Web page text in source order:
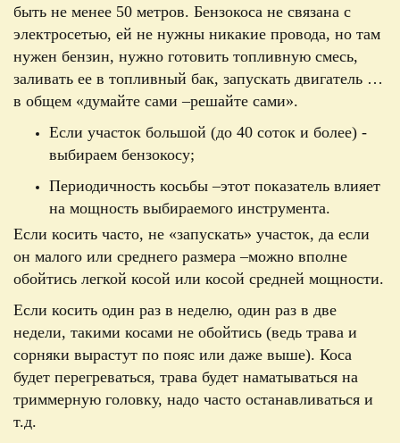
быть не менее 50 метров. Бензокоса не связана с
электросетью, ей не нужны никакие провода, но там
нужен бензин, нужно готовить топливную смесь,
заливать ее в топливный бак, запускать двигатель …
в общем «думайте сами –решайте сами».
Если участок большой (до 40 соток и более) -
выбираем бензокосу;
Периодичность косьбы –этот показатель влияет
на мощность выбираемого инструмента.
Если косить часто, не «запускать» участок, да если
он малого или среднего размера –можно вполне
обойтись легкой косой или косой средней мощности.
Если косить один раз в неделю, один раз в две
недели, такими косами не обойтись (ведь трава и
сорняки вырастут по пояс или даже выше). Коса
будет перегреваться, трава будет наматываться на
триммерную головку, надо часто останавливаться и
т.д.